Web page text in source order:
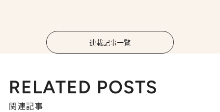
連載記事一覧
RELATED POSTS
関連記事